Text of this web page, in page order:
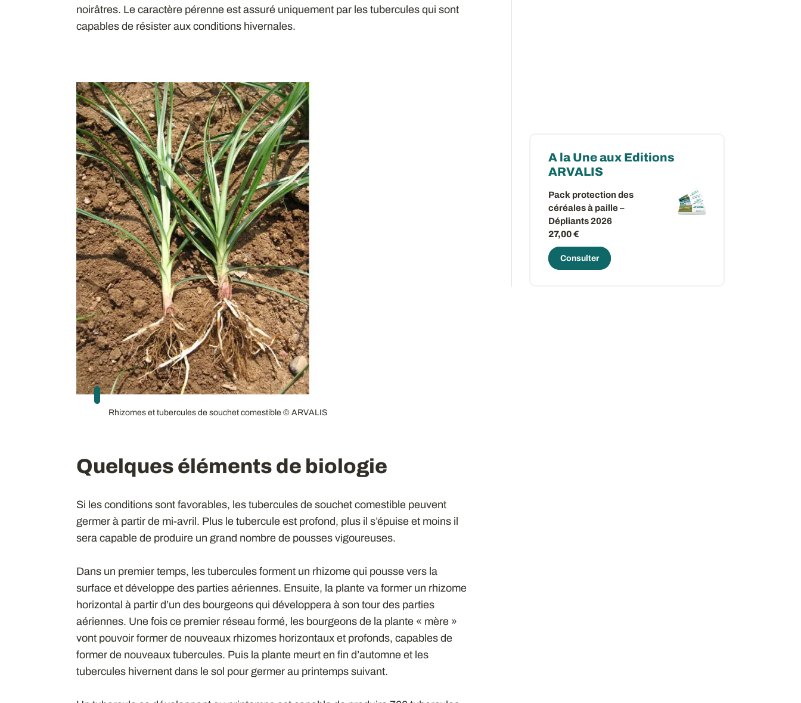
noirâtres. Le caractère pérenne est assuré uniquement par les tubercules qui sont
capables de résister aux conditions hivernales.
Rhizomes et tubercules de souchet comestible © ARVALIS
Quelques éléments de biologie
Si les conditions sont favorables, les tubercules de souchet comestible peuvent
germer à partir de mi-avril. Plus le tubercule est profond, plus il s’épuise et moins il
sera capable de produire un grand nombre de pousses vigoureuses.
Dans un premier temps, les tubercules forment un rhizome qui pousse vers la
surface et développe des parties aériennes. Ensuite, la plante va former un rhizome
horizontal à partir d’un des bourgeons qui développera à son tour des parties
aériennes. Une fois ce premier réseau formé, les bourgeons de la plante « mère »
vont pouvoir former de nouveaux rhizomes horizontaux et profonds, capables de
former de nouveaux tubercules. Puis la plante meurt en fin d’automne et les
tubercules hivernent dans le sol pour germer au printemps suivant.
A la Une aux Editions
ARVALIS
Pack protection des
céréales à paille –
Dépliants 2026
27,00 €
Consulter